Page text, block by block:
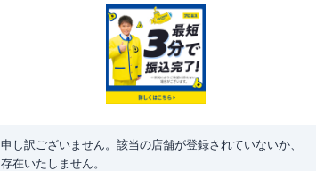
申し訳ございません。該当の店舗が登録されていないか、
存在いたしません。